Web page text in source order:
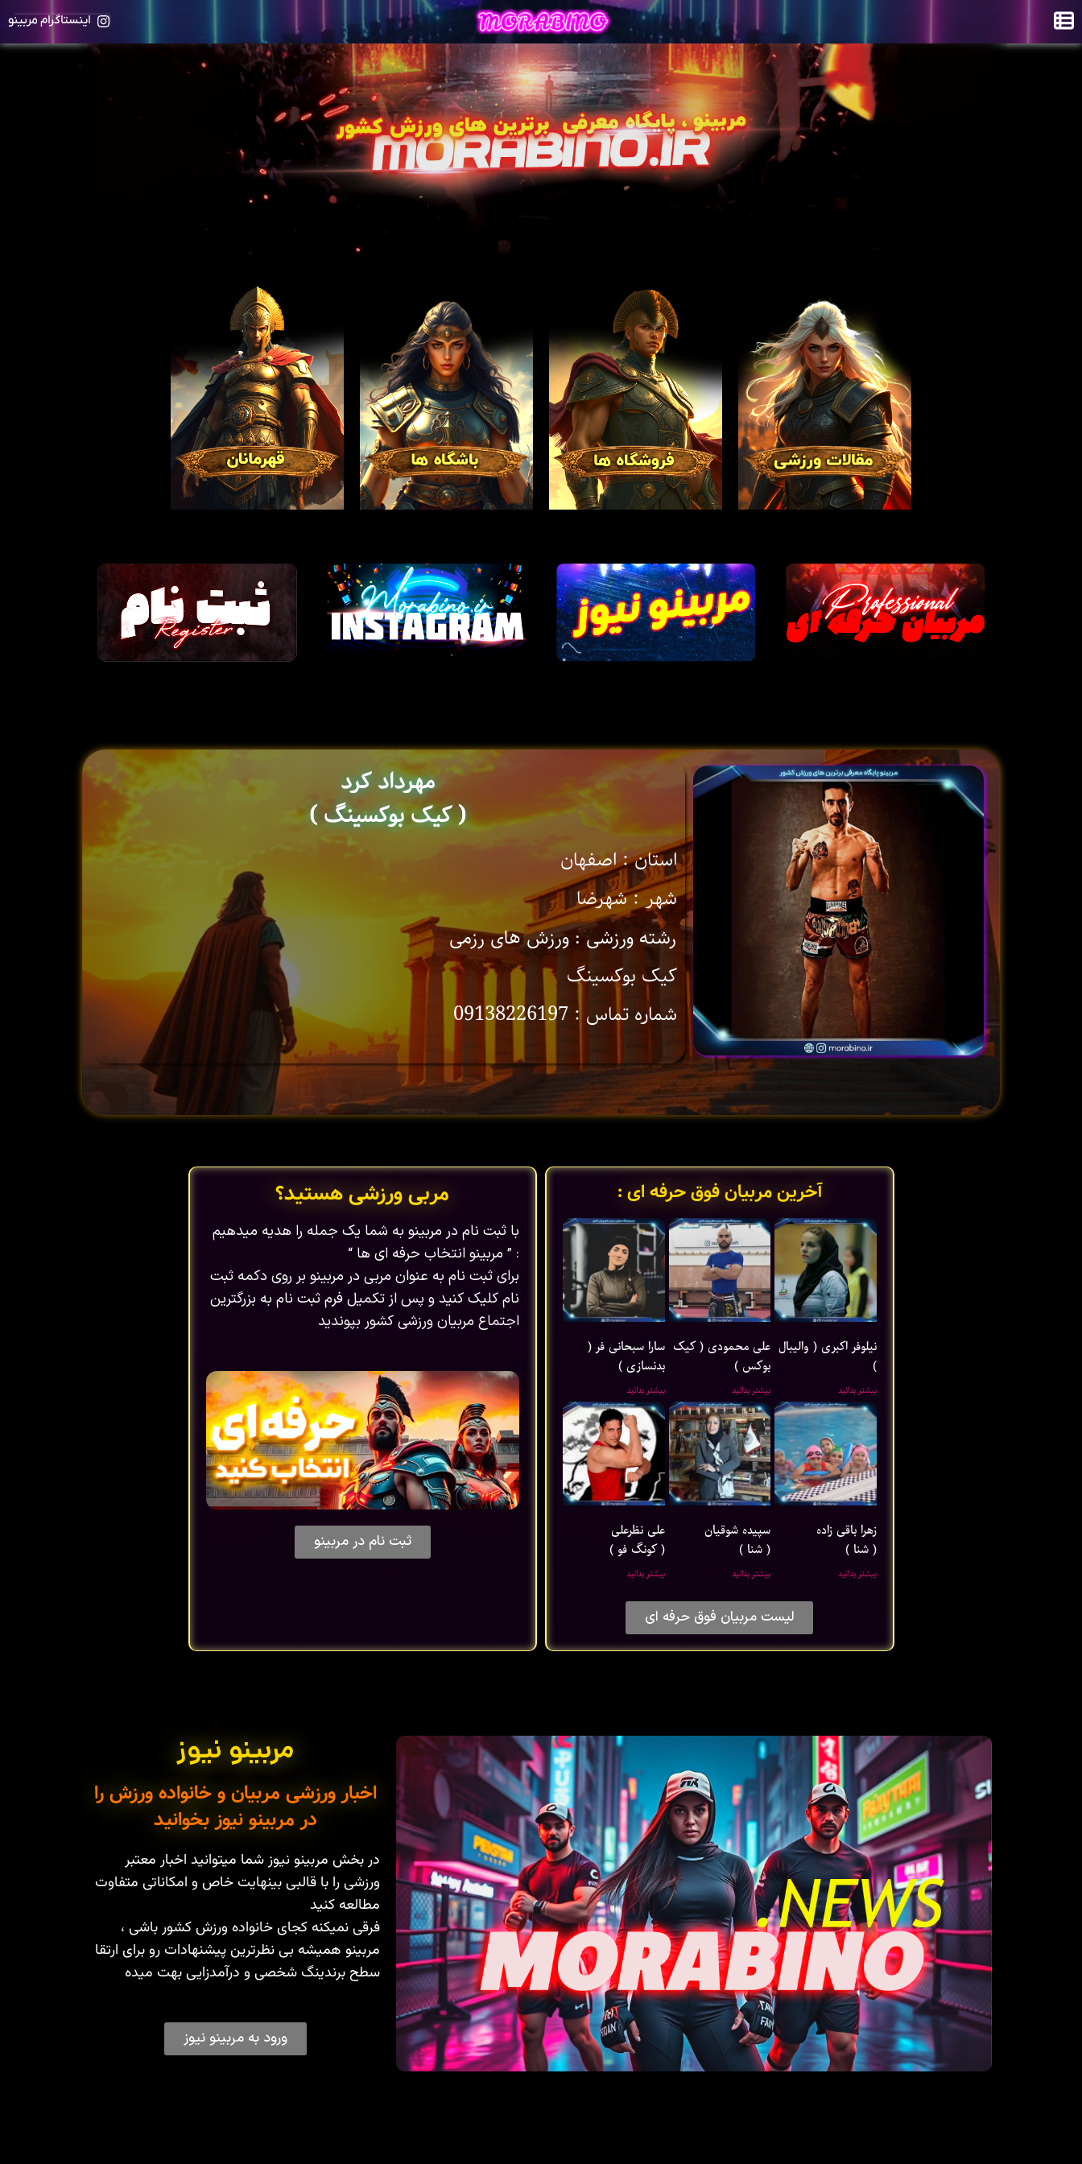
اینستاگرام مربینو
مهرداد کرد
( کیک بوکسینگ )
استان : اصفهان
شهر : شهرضا
رشته ورزشی : ورزش های رزمی
کیک بوکسینگ
شماره تماس : 09138226197
آخرین مربیان فوق حرفه ای :
نیلوفر اکبری ( والیبال
)
بیشتر بدانید
علی محمودی ( کیک
بوکس )
بیشتر بدانید
سارا سبحانی فر (
بدنسازی )
بیشتر بدانید
زهرا باقی ‌زاده
( شنا )
بیشتر بدانید
سپیده شوقیان
( شنا )
بیشتر بدانید
علی نظرعلی
( کونگ فو )
بیشتر بدانید
لیست مربیان فوق حرفه ای
مربی ورزشی هستید؟
با ثبت نام در مربینو به شما یک جمله را هدیه میدهیم
: ” مربینو انتخاب حرفه ای ها “
برای ثبت نام به عنوان مربی در مربینو بر روی دکمه ثبت
نام کلیک کنید و پس از تکمیل فرم ثبت نام به بزرگترین
اجتماع مربیان ورزشی کشور بپوندید
ثبت نام در مربینو
مربینو نیوز
اخبار ورزشی مربیان و خانواده ورزش را
در مربینو نیوز بخوانید
در بخش مربینو نیوز شما میتوانید اخبار معتبر
ورزشی را با قالبی بینهایت خاص و امکاناتی متفاوت
مطالعه کنید
فرقی نمیکنه کجای خانواده ورزش کشور باشی ،
مربینو همیشه بی نظرترین پیشنهادات رو برای ارتقا
سطح برندینگ شخصی و درآمدزایی بهت میده
ورود به مربینو نیوز